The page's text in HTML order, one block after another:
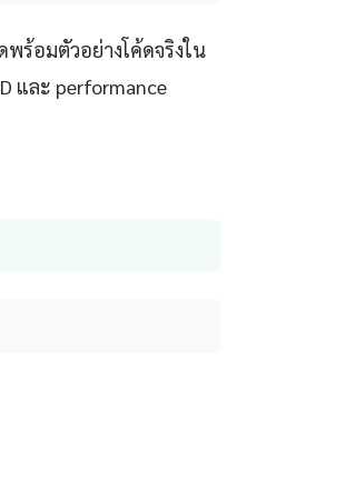
พร้อมตัวอย่างโค้ดจริงใน
และ performance